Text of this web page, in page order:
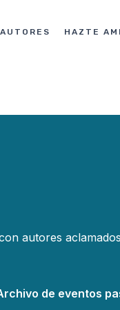
AUTORES HAZTE
autores
de eventos